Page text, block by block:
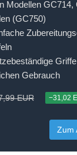
Modellen GC714,
(GC750)
Gebrauch
EUR −31,02
Zum